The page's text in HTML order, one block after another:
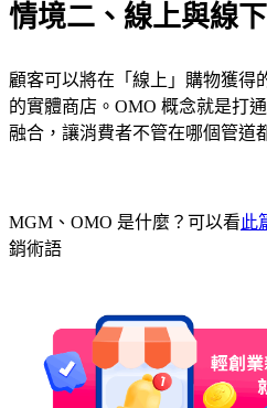
情境二、線上與線
顧客可以將在「線上」購物獲得
的實體商店。OMO 概念就是打
融合，讓消費者不管在哪個管道
MGM、OMO 是什麼？可以看此
銷術語